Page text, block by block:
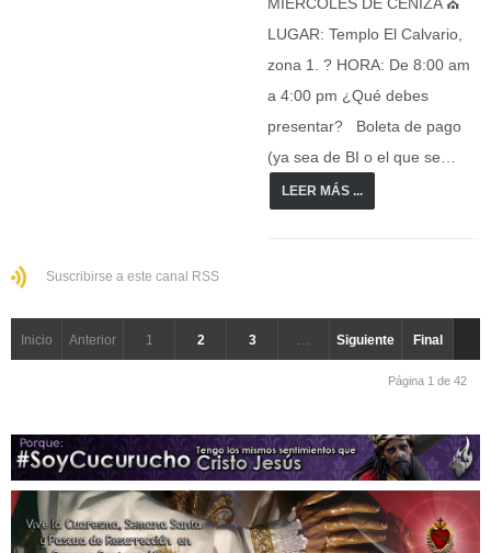
LUGAR: Templo El Calvario,
zona 1. ? HORA: De 8:00 am
a 4:00 pm ¿Qué debes
presentar? Boleta de pago
(ya sea de BI o el que se…
LEER MÁS ...
Suscribirse a este canal RSS
Inicio Anterior 1 2 3 Siguiente Final
Página 1 de 42